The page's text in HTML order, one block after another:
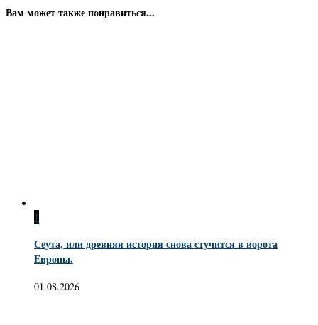
Вам может также понравиться...
1
Сеута, или древняя история снова стучится в ворота
Европы.
01.08.2026